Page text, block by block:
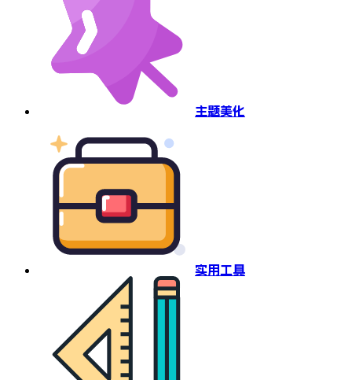
主题美化
实用工具